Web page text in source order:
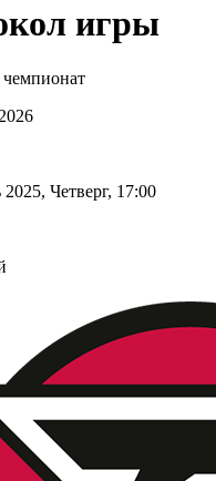
игры
Четверг, 17:00